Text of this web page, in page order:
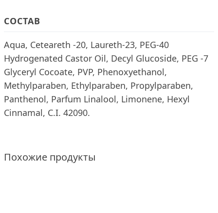
СОСТАВ
Aqua, Ceteareth -20, Laureth-23, PEG-40
Hydrogenated Castor Oil, Decyl Glucoside, PEG -7
Glyceryl Cocoate, PVP, Phenoxyethanol,
Methylparaben, Ethylparaben, Propylparaben,
Panthenol, Parfum Linalool, Limonene, Hexyl
Cinnamal, C.I. 42090.
Похожие продукты